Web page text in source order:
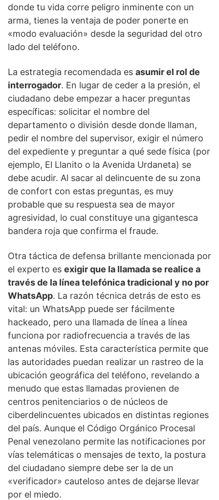
donde tu vida corre peligro inminente con un
arma, tienes la ventaja de poder ponerte en
«modo evaluación» desde la seguridad del otro
lado del teléfono.
La estrategia recomendada es asumir el rol de
interrogador. En lugar de ceder a la presión, el
ciudadano debe empezar a hacer preguntas
específicas: solicitar el nombre del
departamento o división desde donde llaman,
pedir el nombre del supervisor, exigir el número
del expediente y preguntar a qué sede física (por
ejemplo, El Llanito o la Avenida Urdaneta) se
debe acudir. Al sacar al delincuente de su zona
de confort con estas preguntas, es muy
probable que su respuesta sea de mayor
agresividad, lo cual constituye una gigantesca
bandera roja que confirma el fraude.
Otra táctica de defensa brillante mencionada por
el experto es exigir que la llamada se realice a
través de la línea telefónica tradicional y no por
WhatsApp. La razón técnica detrás de esto es
vital: un WhatsApp puede ser fácilmente
hackeado, pero una llamada de línea a línea
funciona por radiofrecuencia a través de las
antenas móviles. Esta característica permite que
las autoridades puedan realizar un rastreo de la
ubicación geográfica del teléfono, revelando a
menudo que estas llamadas provienen de
centros penitenciarios o de núcleos de
ciberdelincuentes ubicados en distintas regiones
del país. Aunque el Código Orgánico Procesal
Penal venezolano permite las notificaciones por
vías telemáticas o mensajes de texto, la postura
del ciudadano siempre debe ser la de un
«verificador» cauteloso antes de dejarse llevar
por el miedo.